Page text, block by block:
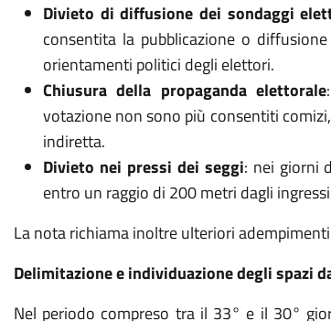
Divieto di diffusione dei sondaggi
consentita la pubblicazione o
orientamenti politici degli elettori.
Chiusura della propaganda elettorale
votazione non sono più consentiti
indiretta.
Divieto nei pressi dei seggi: nei giorni
entro un raggio di 200 metri dagli
La nota richiama inoltre ulteriori
Delimitazione e individuazione degli spazi
Nel periodo compreso tra il 33° e il 30°